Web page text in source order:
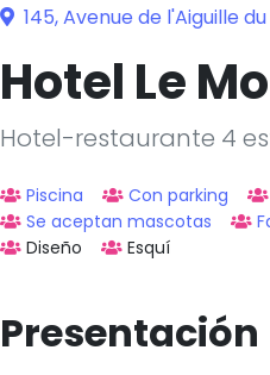
145, Avenue de l'Aiguille
Hotel Le
Hotel-restaurante 4
Piscina Con parking
Se aceptan mascotas
Diseño
Esquí
Presentación